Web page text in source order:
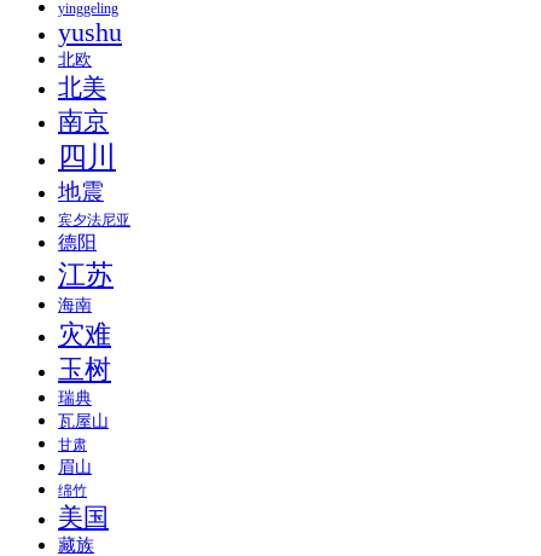
yinggeling
yushu
北欧
北美
南京
四川
地震
宾夕法尼亚
德阳
江苏
海南
灾难
玉树
瑞典
瓦屋山
甘肃
眉山
绵竹
美国
藏族